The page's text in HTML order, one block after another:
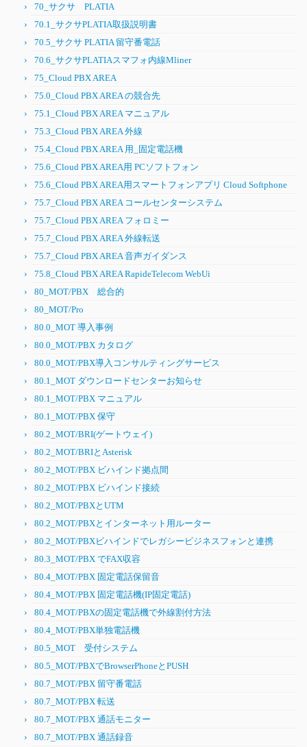
70_サクサ PLATIA
70.1_サクサPLATIA取扱説明書
70.5_サクサ PLATIA 留守番電話
70.6_サクサPLATIAスマフォ内線Mliner
75_Cloud PBX AREA
75.0_Cloud PBX AREA の競合先
75.1_Cloud PBX AREA マニュアル
75.3_Cloud PBX AREA 外線
75.4_Cloud PBX AREA 用_固定電話機
75.6_Cloud PBX AREA用 PCソフトフォン
75.6_Cloud PBX AREA用スマートフォンアプリ Cloud Softphone
75.7_Cloud PBX AREA コールセンターシステム
75.7_Cloud PBX AREA フォロミー
75.7_Cloud PBX AREA 外線転送
75.7_Cloud PBX AREA 音声ガイダンス
75.8_Cloud PBX AREA RapideTelecom WebUi
80_MOT/PBX 総合的
80_MOT/Pro
80.0_MOT 導入事例
80.0_MOT/PBX カタログ
80.0_MOT/PBX導入コンサルティングサービス
80.1_MOT ダウンロードセンターお知らせ
80.1_MOT/PBX マニュアル
80.1_MOT/PBX 保守
80.2_MOT/BRI(ゲートウェイ)
80.2_MOT/BRIとAsterisk
80.2_MOT/PBX ビハインド拠点間
80.2_MOT/PBX ビハインド接続
80.2_MOT/PBXとUTM
80.2_MOT/PBXとインターネット用ルーター
80.2_MOT/PBXビハインドでレガシービジネスフォンと連携
80.3_MOT/PBX でFAX収容
80.4_MOT/PBX 固定電話保留音
80.4_MOT/PBX 固定電話機(IP固定電話)
80.4_MOT/PBXの固定電話機で外線割付方法
80.4_MOT/PBX単独電話機
80.5_MOT 受付システム
80.5_MOT/PBXでBrowserPhoneとPUSH
80.7_MOT/PBX 留守番電話
80.7_MOT/PBX 転送
80.7_MOT/PBX 通話モニター
80.7_MOT/PBX 通話録音